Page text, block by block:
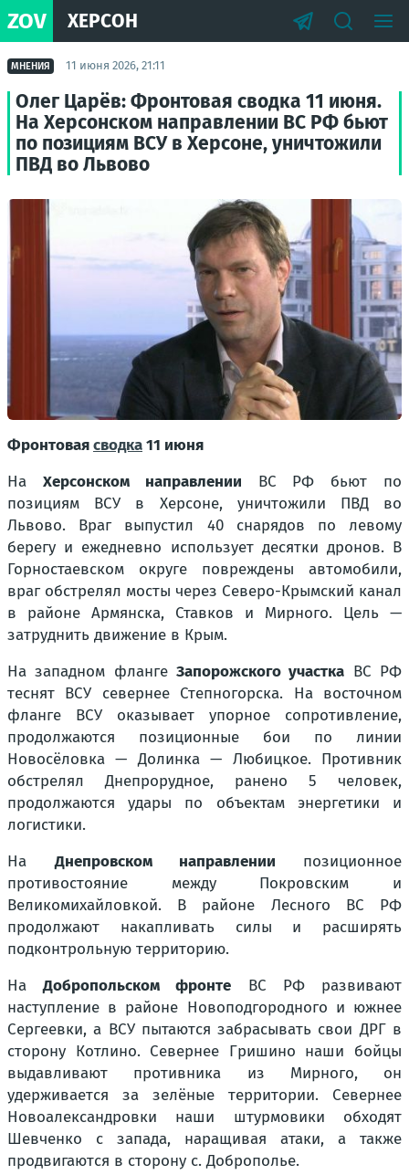
ZOV ХЕРСОН
МНЕНИЯ 11 июня 2026, 21:11
Олег Царёв: Фронтовая сводка 11 июня.
На Херсонском направлении ВС РФ бьют
по позициям ВСУ в Херсоне, уничтожили
ПВД во Львово
Фронтоваясводка11 июня
На Херсонском направлении ВС РФ бьют по
позициям ВСУ в Херсоне, уничтожили ПВД во
Львово. Враг выпустил 40 снарядов по левому
берегу и ежедневно использует десятки дронов. В
Горностаевском округе повреждены автомобили,
враг обстрелял мосты через Северо-Крымский канал
в районе Армянска, Ставков и Мирного. Цель —
затруднить движение в Крым.
На западном фланге Запорожского участка ВС РФ
теснят ВСУ севернее Степногорска. На восточном
фланге ВСУ оказывает упорное сопротивление,
продолжаются позиционные бои по линии
Новосёловка — Долинка — Любицкое. Противник
обстрелял Днепрорудное, ранено 5 человек,
продолжаются удары по объектам энергетики и
логистики.
НаДнепровском направлении позиционное
противостояние между Покровским и
Великомихайловкой. В районе Лесного ВС РФ
продолжают накапливать силы и расширять
подконтрольную территорию.
НаДобропольском фронте ВС РФ развивают
наступление в районе Новоподгородного и южнее
Сергеевки, а ВСУ пытаются забрасывать свои ДРГ в
сторону Котлино. Севернее Гришино наши бойцы
выдавливают противника из Мирного, он
удерживается за зелёные территории. Севернее
Новоалександровки наши штурмовики обходят
Шевченко с запада, наращивая атаки, а также
продвигаются в сторону с. Доброполье.